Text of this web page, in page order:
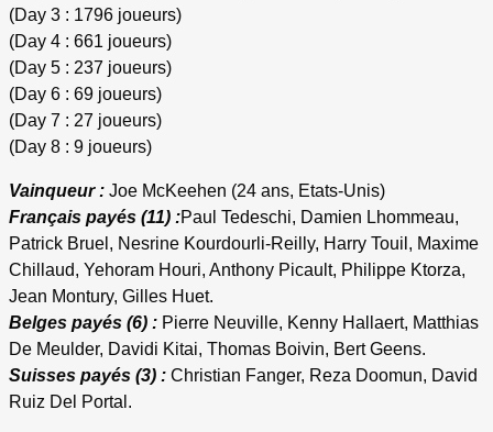
(Day 3 : 1796 joueurs)
(Day 4 : 661 joueurs)
(Day 5 : 237 joueurs)
(Day 6 : 69 joueurs)
(Day 7 : 27 joueurs)
(Day 8 : 9 joueurs)
Vainqueur : Joe McKeehen (24 ans, Etats-Unis)
Français payés (11) :Paul Tedeschi, Damien Lhommeau,
Patrick Bruel, Nesrine Kourdourli-Reilly, Harry Touil, Maxime
Chillaud, Yehoram Houri, Anthony Picault, Philippe Ktorza,
Jean Montury, Gilles Huet.
Belges payés (6) : Pierre Neuville, Kenny Hallaert, Matthias
De Meulder, Davidi Kitai, Thomas Boivin, Bert Geens.
Suisses payés (3) : Christian Fanger, Reza Doomun, David
Ruiz Del Portal.